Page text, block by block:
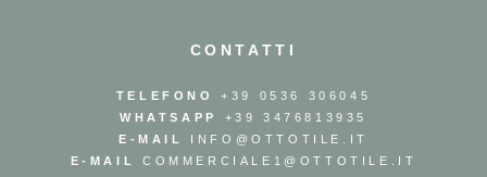
CONTATTI
TELEFONO
+39 0536 306045
WHATSAPP
+39 3476813935
E-MAIL
INFO@OTTOTILE.IT
E-MAIL
COMMERCIALE1@OTTOTILE.IT